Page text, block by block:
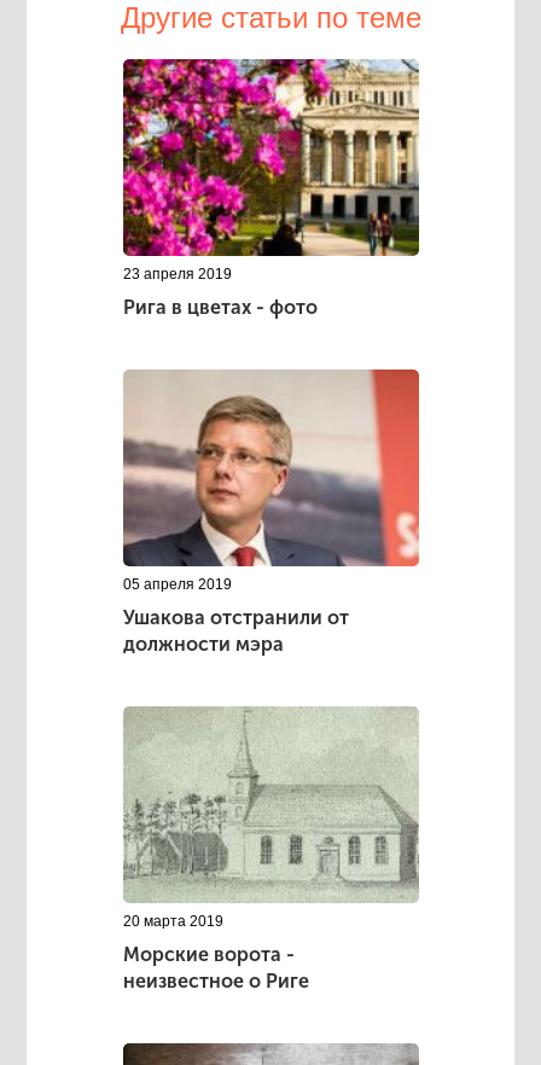
Другие статьи по теме
23 апреля 2019
Рига в цветах - фото
05 апреля 2019
Ушакова отстранили от
должности мэра
20 марта 2019
Морские ворота -
неизвестное о Риге